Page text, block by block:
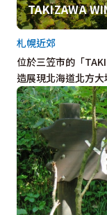
TAKIZAWA
位於三笠市的「
造展現北海道北方
札幌近郊